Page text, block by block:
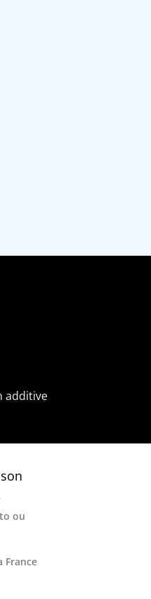
additive
ou
France